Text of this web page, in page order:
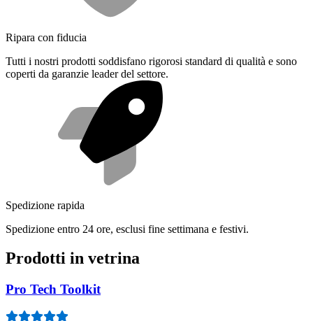
Ripara con fiducia
Tutti i nostri prodotti soddisfano rigorosi standard di qualità e sono
coperti da garanzie leader del settore.
Spedizione rapida
Spedizione entro 24 ore, esclusi fine settimana e festivi.
Prodotti in vetrina
Pro Tech Toolkit